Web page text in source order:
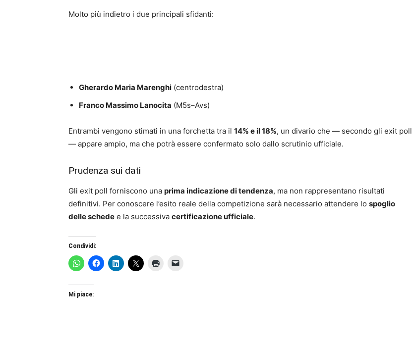
Molto più indietro i due principali sfidanti:
Gherardo Maria Marenghi (centrodestra)
Franco Massimo Lanocita (M5s–Avs)
Entrambi vengono stimati in una forchetta tra il 14% e il 18%, un divario che — secondo gli exit poll
— appare ampio, ma che potrà essere confermato solo dallo scrutinio ufficiale.
Prudenza sui dati
Gli exit poll forniscono una prima indicazione di tendenza, ma non rappresentano risultati
definitivi. Per conoscere l’esito reale della competizione sarà necessario attendere lo spoglio
delle schede e la successiva certificazione ufficiale.
Condividi:
Mi piace: